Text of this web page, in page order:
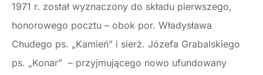
1971 r. został wyznaczony do składu pierwszego,
honorowego pocztu – obok por. Władysława
Chudego ps. „Kamień” i sierż. Józefa Grabalskiego
ps. „Konar” – przyjmującego nowo ufundowany